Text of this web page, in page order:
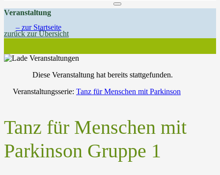
Veranstaltung
zurück zur Übersicht
Diese Veranstaltung hat bereits stattgefunden.
Veranstaltungsserie: Tanz für Menschen mit Parkinson
Tanz für Menschen mit
Parkinson Gruppe 1